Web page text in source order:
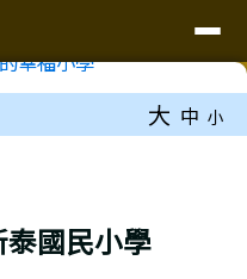
大 中 小
國民小學